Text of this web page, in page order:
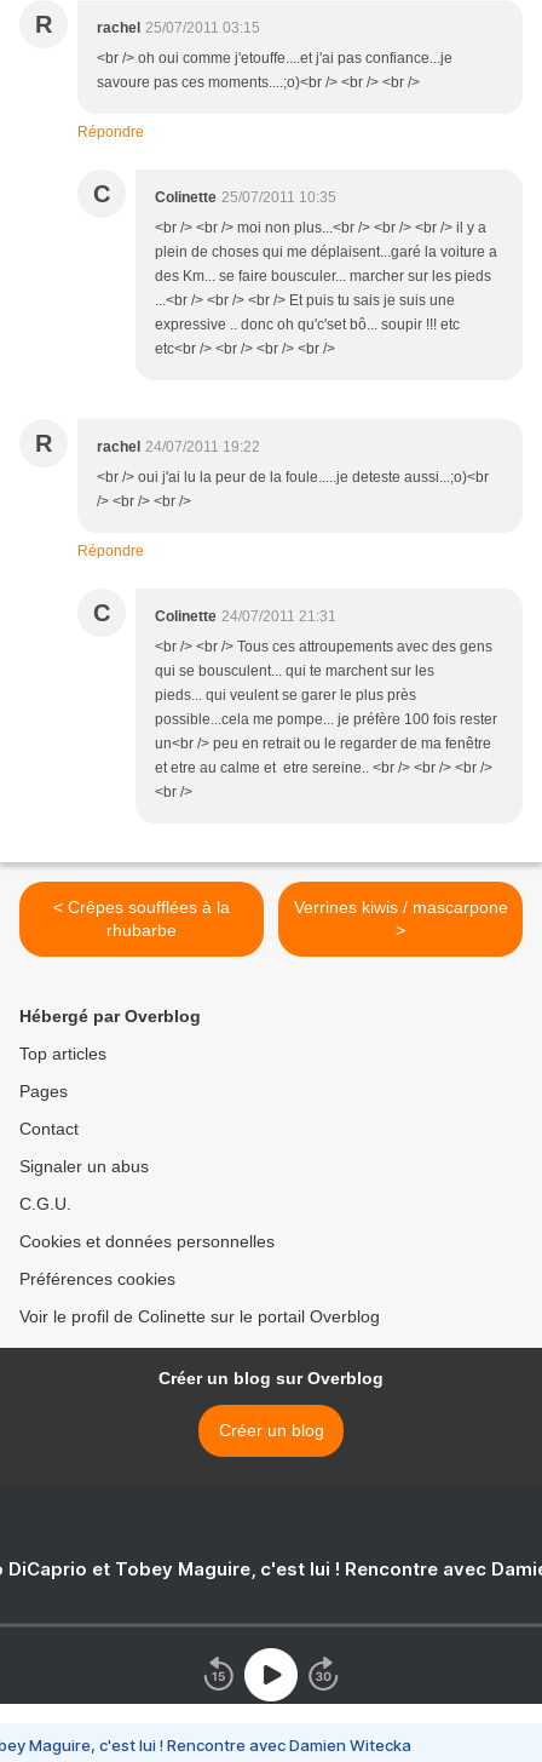
R rachel 25/07/2011 03:15
<br /> oh oui comme j'etouffe....et j'ai pas confiance...je
savoure pas ces moments....;o)<br /> <br /> <br />
Répondre
C Colinette 25/07/2011 10:35
<br /> <br /> moi non plus...<br /> <br /> <br /> il y a
plein de choses qui me déplaisent...garé la voiture a
des Km... se faire bousculer... marcher sur les pieds
...<br /> <br /> <br /> Et puis tu sais je suis une
expressive .. donc oh qu'c'set bô... soupir !!! etc
etc<br /> <br /> <br /> <br />
R rachel 24/07/2011 19:22
<br /> oui j'ai lu la peur de la foule.....je deteste aussi...;o)<br
/> <br /> <br />
Répondre
C Colinette 24/07/2011 21:31
<br /> <br /> Tous ces attroupements avec des gens
qui se bousculent... qui te marchent sur les
pieds... qui veulent se garer le plus près
possible...cela me pompe... je préfère 100 fois rester
un<br /> peu en retrait ou le regarder de ma fenêtre
et etre au calme et etre sereine.. <br /> <br /> <br />
<br />
< Crêpes soufflées à la
rhubarbe
Verrines kiwis / mascarpone
>
Hébergé par Overblog
Top articles
Pages
Contact
Signaler un abus
C.G.U.
Cookies et données personnelles
Préférences cookies
Voir le profil de Colinette sur le portail Overblog
Créer un blog sur Overblog
Créer un blog
DiCaprio et Tobey Maguire, c'est lui ! Rencontre avec
Maguire, c'est lui ! Rencontre avec Damien Witecka